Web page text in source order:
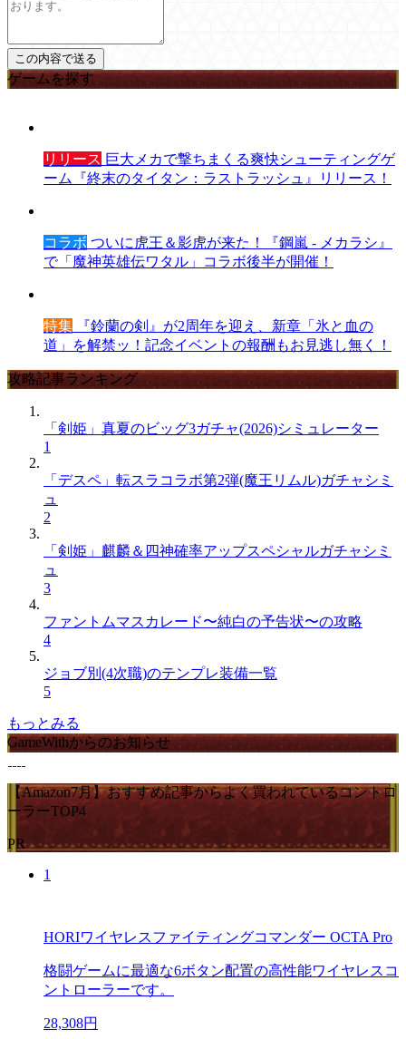
ゲームを探す
リリース 巨大メカで撃ちまくる爽快シューティングゲ
ーム『終末のタイタン：ラストラッシュ』リリース！
コラボ ついに虎王＆影虎が来た！『鋼嵐 - メカラシ』
で「魔神英雄伝ワタル」コラボ後半が開催！
特集 『鈴蘭の剣』が2周年を迎え、新章「氷と血の
道」を解禁ッ！記念イベントの報酬もお見逃し無く！
攻略記事ランキング
「剣姫」真夏のビッグ3ガチャ(2026)シミュレーター
1
「デスペ」転スラコラボ第2弾(魔王リムル)ガチャシミ
ュ
2
「剣姫」麒麟＆四神確率アップスペシャルガチャシミ
ュ
3
ファントムマスカレード〜純白の予告状〜の攻略
4
ジョブ別(4次職)のテンプレ装備一覧
5
もっとみる
GameWithからのお知らせ
【Amazon7月】おすすめ記事からよく買われているコントロ
ーラーTOP4
PR
1
HORIワイヤレスファイティングコマンダー OCTA Pro
格闘ゲームに最適な6ボタン配置の高性能ワイヤレスコ
ントローラーです。
28,308円